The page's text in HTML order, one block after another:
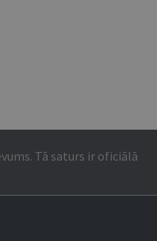
Tā saturs ir oficiālā